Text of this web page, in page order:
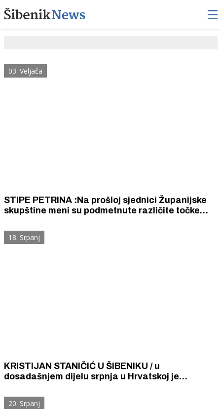
03. Veljača
STIPE PETRINA :Na prošloj sjednici Županijske
skupštine meni su podmetnute različite točke
18. Srpanj
KRISTIJAN STANIČIĆ U ŠIBENIKU / u
dosadašnjem dijelu srpnja u Hrvatskoj je
vrijeme
20. Srpanj